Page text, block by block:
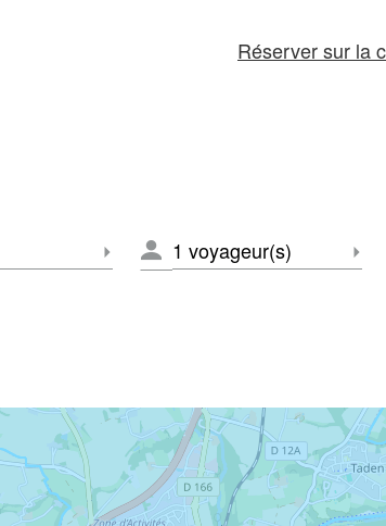
Réserver sur la
Sélectionner le départ
NOMBRE
DE